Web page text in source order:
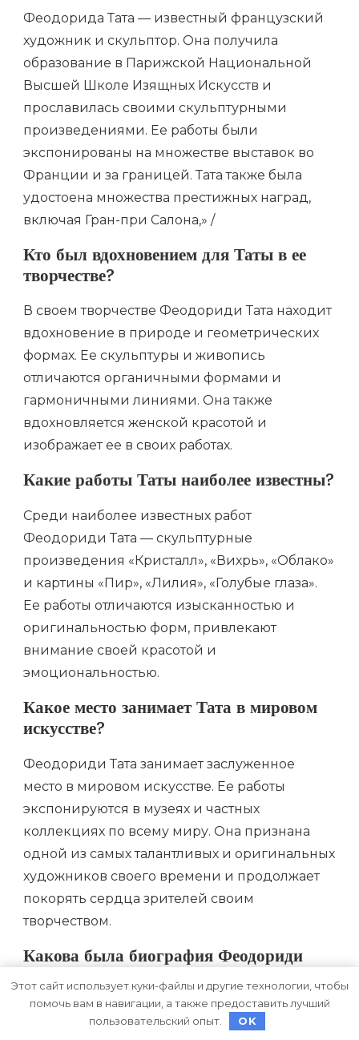
Феодорида Тата — известный французский
художник и скульптор. Она получила
образование в Парижской Национальной
Высшей Школе Изящных Искусств и
прославилась своими скульптурными
произведениями. Ее работы были
экспонированы на множестве выставок во
Франции и за границей. Тата также была
удостоена множества престижных наград,
включая Гран-при Салона,» /
Кто был вдохновением для Таты в ее
творчестве?
В своем творчестве Феодориди Тата находит
вдохновение в природе и геометрических
формах. Ее скульптуры и живопись
отличаются органичными формами и
гармоничными линиями. Она также
вдохновляется женской красотой и
изображает ее в своих работах.
Какие работы Таты наиболее известны?
Среди наиболее известных работ
Феодориди Тата — скульптурные
произведения «Кристалл», «Вихрь», «Облако»
и картины «Пир», «Лилия», «Голубые глаза».
Ее работы отличаются изысканностью и
оригинальностью форм, привлекают
внимание своей красотой и
эмоциональностью.
Какое место занимает Тата в мировом
искусстве?
Феодориди Тата занимает заслуженное
место в мировом искусстве. Ее работы
экспонируются в музеях и частных
коллекциях по всему миру. Она признана
одной из самых талантливых и оригинальных
художников своего времени и продолжает
покорять сердца зрителей своим
творчеством.
Какова была биография Феодориди
Тата?
Феодориди Тата родилась во Франции в
1976 году. С детства проявляла интерес к
Этот сайт использует куки-файлы и другие технологии, чтобы
помочь вам в навигации, а также предоставить лучший
пользовательский опыт.
OK